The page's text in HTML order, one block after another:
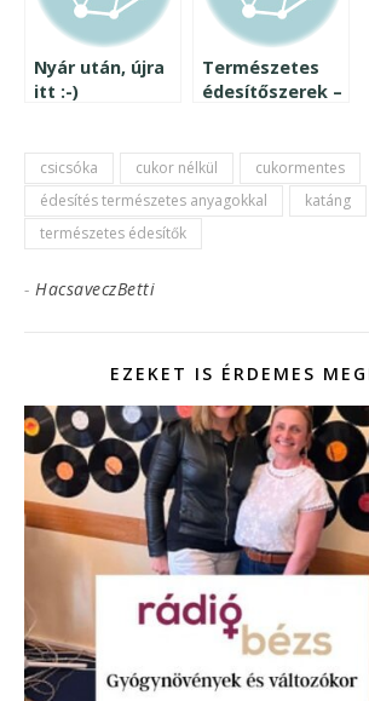
Nyár után, újra
itt :-)
Természetes
édesítőszerek –
csicsóka cukor nélkül
cukormentes
édesítés természetes anyagokkal
katáng
természetes édesítők
- HacsaveczBetti
EZEKET IS ÉRDEMES